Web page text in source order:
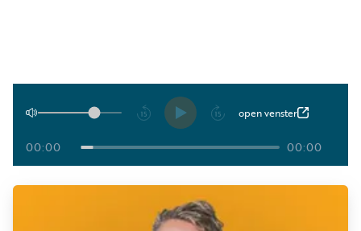
Afspelen open venster
00:00 00:00
Podcasts
Muziek
Artikelen